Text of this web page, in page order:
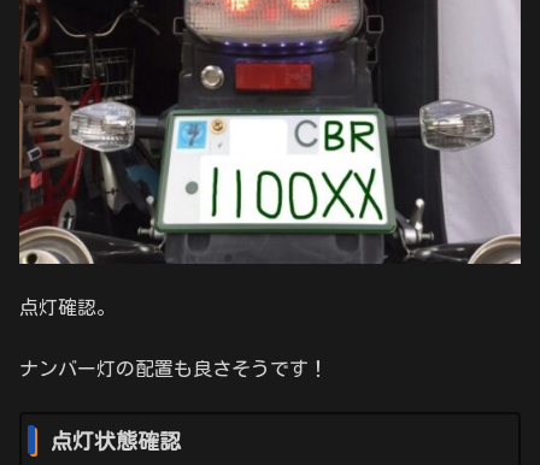
点灯確認。
ナンバー灯の配置も良さそうです！
点灯状態確認